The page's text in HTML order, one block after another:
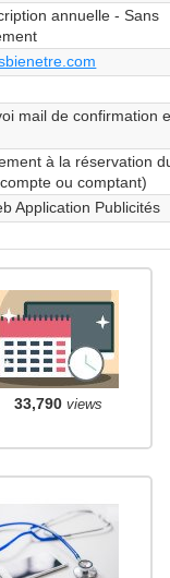
annuelle - Sans
mail de confirmation
à la réservation
ou comptant)
Application Publicités
33,790views